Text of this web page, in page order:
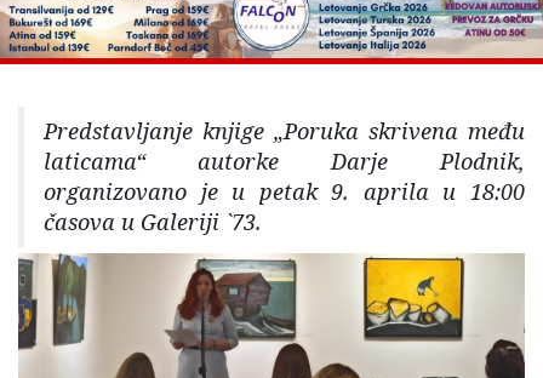
Predstavljanje knjige „Poruka skrivena među
laticama“ autorke Darje Plodnik,
organizovano je u petak 9. aprila u 18:00
časova u Galeriji `73.